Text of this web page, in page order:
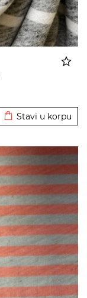
Stavi u korpu